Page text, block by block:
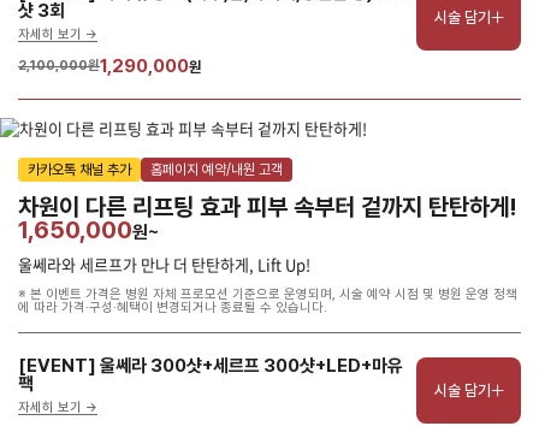
샷 3회
자세히 보기 ->
2,100,000원1,290,000원
시술 담기
카카오톡 채널 추가 홈페이지 예약/내원 고객
차원이 다른 리프팅 효과 피부 속부터 겉까지 탄탄하게!
1,650,000원~
울쎄라와 세르프가 만나 더 탄탄하게, Lift Up!
※ 본 이벤트 가격은 병원 자체 프로모션 기준으로 운영되며, 시술 예약 시점 및 병원 운영 정책
에 따라 가격·구성·혜택이 변경되거나 종료될 수 있습니다.
[EVENT] 울쎄라 300샷+세르프 300샷+LED+마유
팩
자세히 보기 ->
시술 담기